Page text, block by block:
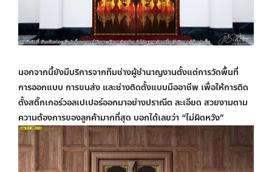
นอกจากนี้ยังมีบริการจากทีมช่างผู้ชำนาญงานตั้งแต่การวัดพื้นที่
การออกแบบ การขนส่ง และช่างติดตั้งแบบมืออาชีพ เพื่อให้การติด
ตั้งสติ๊กเกอร์วอลเปเปอร์ออกมาอย่างปราณีต ละเอียด สวยงามตาม
ความต้องการของลูกค้ามากที่สุด บอกได้เลยว่า “ไม่ผิดหวัง”